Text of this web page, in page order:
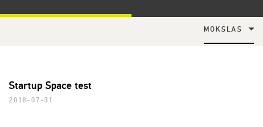
MOKSLAS
Startup Space test
2018-07-31